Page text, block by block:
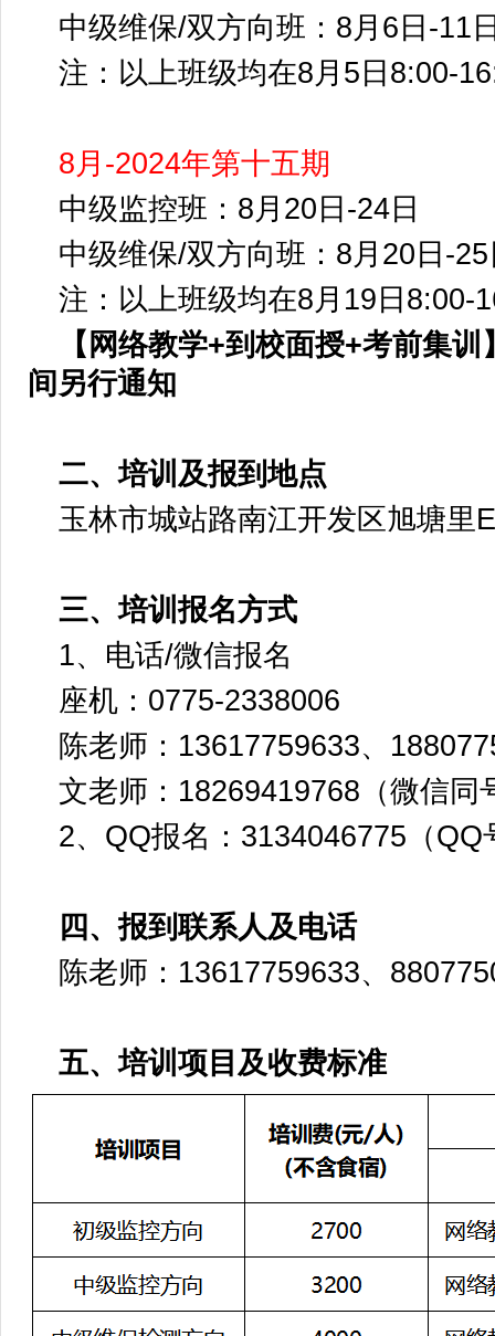
中级维保/双方向班：8月6日-11
注：以上班级均在8月5日8:00-
8月-2024年第十五期
中级监控班：8月20日-24日
中级维保/双方向班：8月20日-25
注：以上班级均在8月19日8:00-
【网络教学+到校面授+考前集
间另行通知
二、培训及报到地点
玉林市城站路南江开发区旭塘里
三、培训报名方式
1、电话/微信报名
座机：0775-2338006
陈老师：13617759633、
文老师：18269419768（微信同
2、QQ报名：3134046775（QQ
四、报到联系人及电话
陈老师：13617759633、
五、培训项目及收费标准